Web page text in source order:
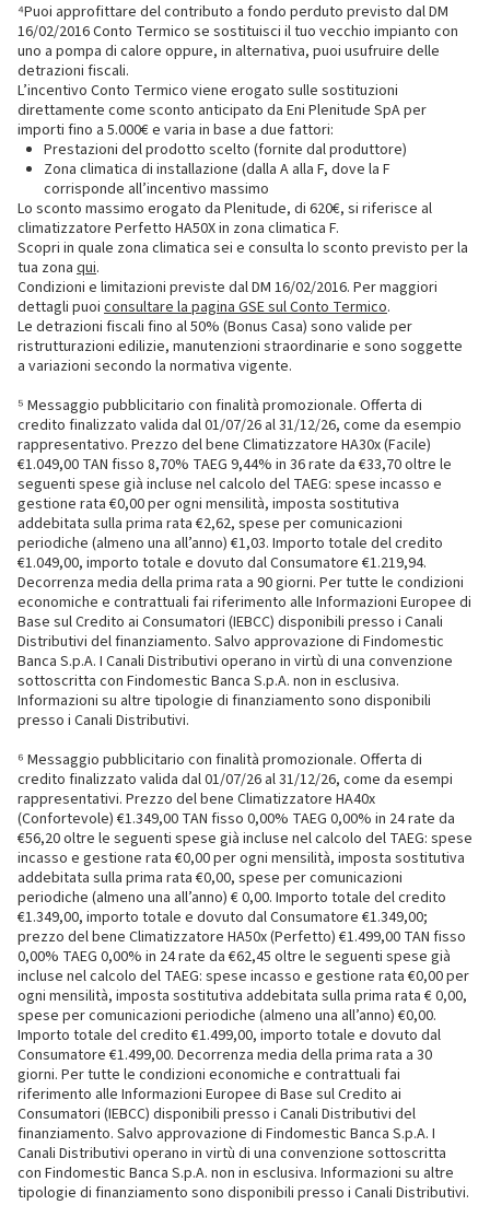
⁴Puoi approfittare del contributo a fondo perduto previsto dal DM
16/02/2016 Conto Termico se sostituisci il tuo vecchio impianto con
uno a pompa di calore oppure, in alternativa, puoi usufruire delle
detrazioni fiscali.
L’incentivo Conto Termico viene erogato sulle sostituzioni
direttamente come sconto anticipato da Eni Plenitude SpA per
importi fino a 5.000€ e varia in base a due fattori:
Prestazioni del prodotto scelto (fornite dal produttore)
Zona climatica di installazione (dalla A alla F, dove la F
corrisponde all’incentivo massimo
Lo sconto massimo erogato da Plenitude, di 620€, si riferisce al
climatizzatore Perfetto HA50X in zona climatica F.
Scopri in quale zona climatica sei e consulta lo sconto previsto per la
tua zona qui.
Condizioni e limitazioni previste dal DM 16/02/2016. Per maggiori
dettagli puoi consultare la pagina GSE sul Conto Termico.
Le detrazioni fiscali fino al 50% (Bonus Casa) sono valide per
ristrutturazioni edilizie, manutenzioni straordinarie e sono soggette
a variazioni secondo la normativa vigente.
⁵ Messaggio pubblicitario con finalità promozionale. Offerta di
credito finalizzato valida dal 01/07/26 al 31/12/26, come da esempio
rappresentativo. Prezzo del bene Climatizzatore HA30x (Facile)
€1.049,00 TAN fisso 8,70% TAEG 9,44% in 36 rate da €33,70 oltre le
seguenti spese già incluse nel calcolo del TAEG: spese incasso e
gestione rata €0,00 per ogni mensilità, imposta sostitutiva
addebitata sulla prima rata €2,62, spese per comunicazioni
periodiche (almeno una all’anno) €1,03. Importo totale del credito
€1.049,00, importo totale e dovuto dal Consumatore €1.219,94.
Decorrenza media della prima rata a 90 giorni. Per tutte le condizioni
economiche e contrattuali fai riferimento alle Informazioni Europee di
Base sul Credito ai Consumatori (IEBCC) disponibili presso i Canali
Distributivi del finanziamento. Salvo approvazione di Findomestic
Banca S.p.A. I Canali Distributivi operano in virtù di una convenzione
sottoscritta con Findomestic Banca S.p.A. non in esclusiva.
Informazioni su altre tipologie di finanziamento sono disponibili
presso i Canali Distributivi.
⁶ Messaggio pubblicitario con finalità promozionale. Offerta di
credito finalizzato valida dal 01/07/26 al 31/12/26, come da esempi
rappresentativi. Prezzo del bene Climatizzatore HA40x
(Confortevole) €1.349,00 TAN fisso 0,00% TAEG 0,00% in 24 rate da
€56,20 oltre le seguenti spese già incluse nel calcolo del TAEG: spese
incasso e gestione rata €0,00 per ogni mensilità, imposta sostitutiva
addebitata sulla prima rata €0,00, spese per comunicazioni
periodiche (almeno una all’anno) € 0,00. Importo totale del credito
€1.349,00, importo totale e dovuto dal Consumatore €1.349,00;
prezzo del bene Climatizzatore HA50x (Perfetto) €1.499,00 TAN fisso
0,00% TAEG 0,00% in 24 rate da €62,45 oltre le seguenti spese già
incluse nel calcolo del TAEG: spese incasso e gestione rata €0,00 per
ogni mensilità, imposta sostitutiva addebitata sulla prima rata € 0,00,
spese per comunicazioni periodiche (almeno una all’anno) €0,00.
Importo totale del credito €1.499,00, importo totale e dovuto dal
Consumatore €1.499,00. Decorrenza media della prima rata a 30
giorni. Per tutte le condizioni economiche e contrattuali fai
riferimento alle Informazioni Europee di Base sul Credito ai
Consumatori (IEBCC) disponibili presso i Canali Distributivi del
finanziamento. Salvo approvazione di Findomestic Banca S.p.A. I
Canali Distributivi operano in virtù di una convenzione sottoscritta
con Findomestic Banca S.p.A. non in esclusiva. Informazioni su altre
tipologie di finanziamento sono disponibili presso i Canali Distributivi.